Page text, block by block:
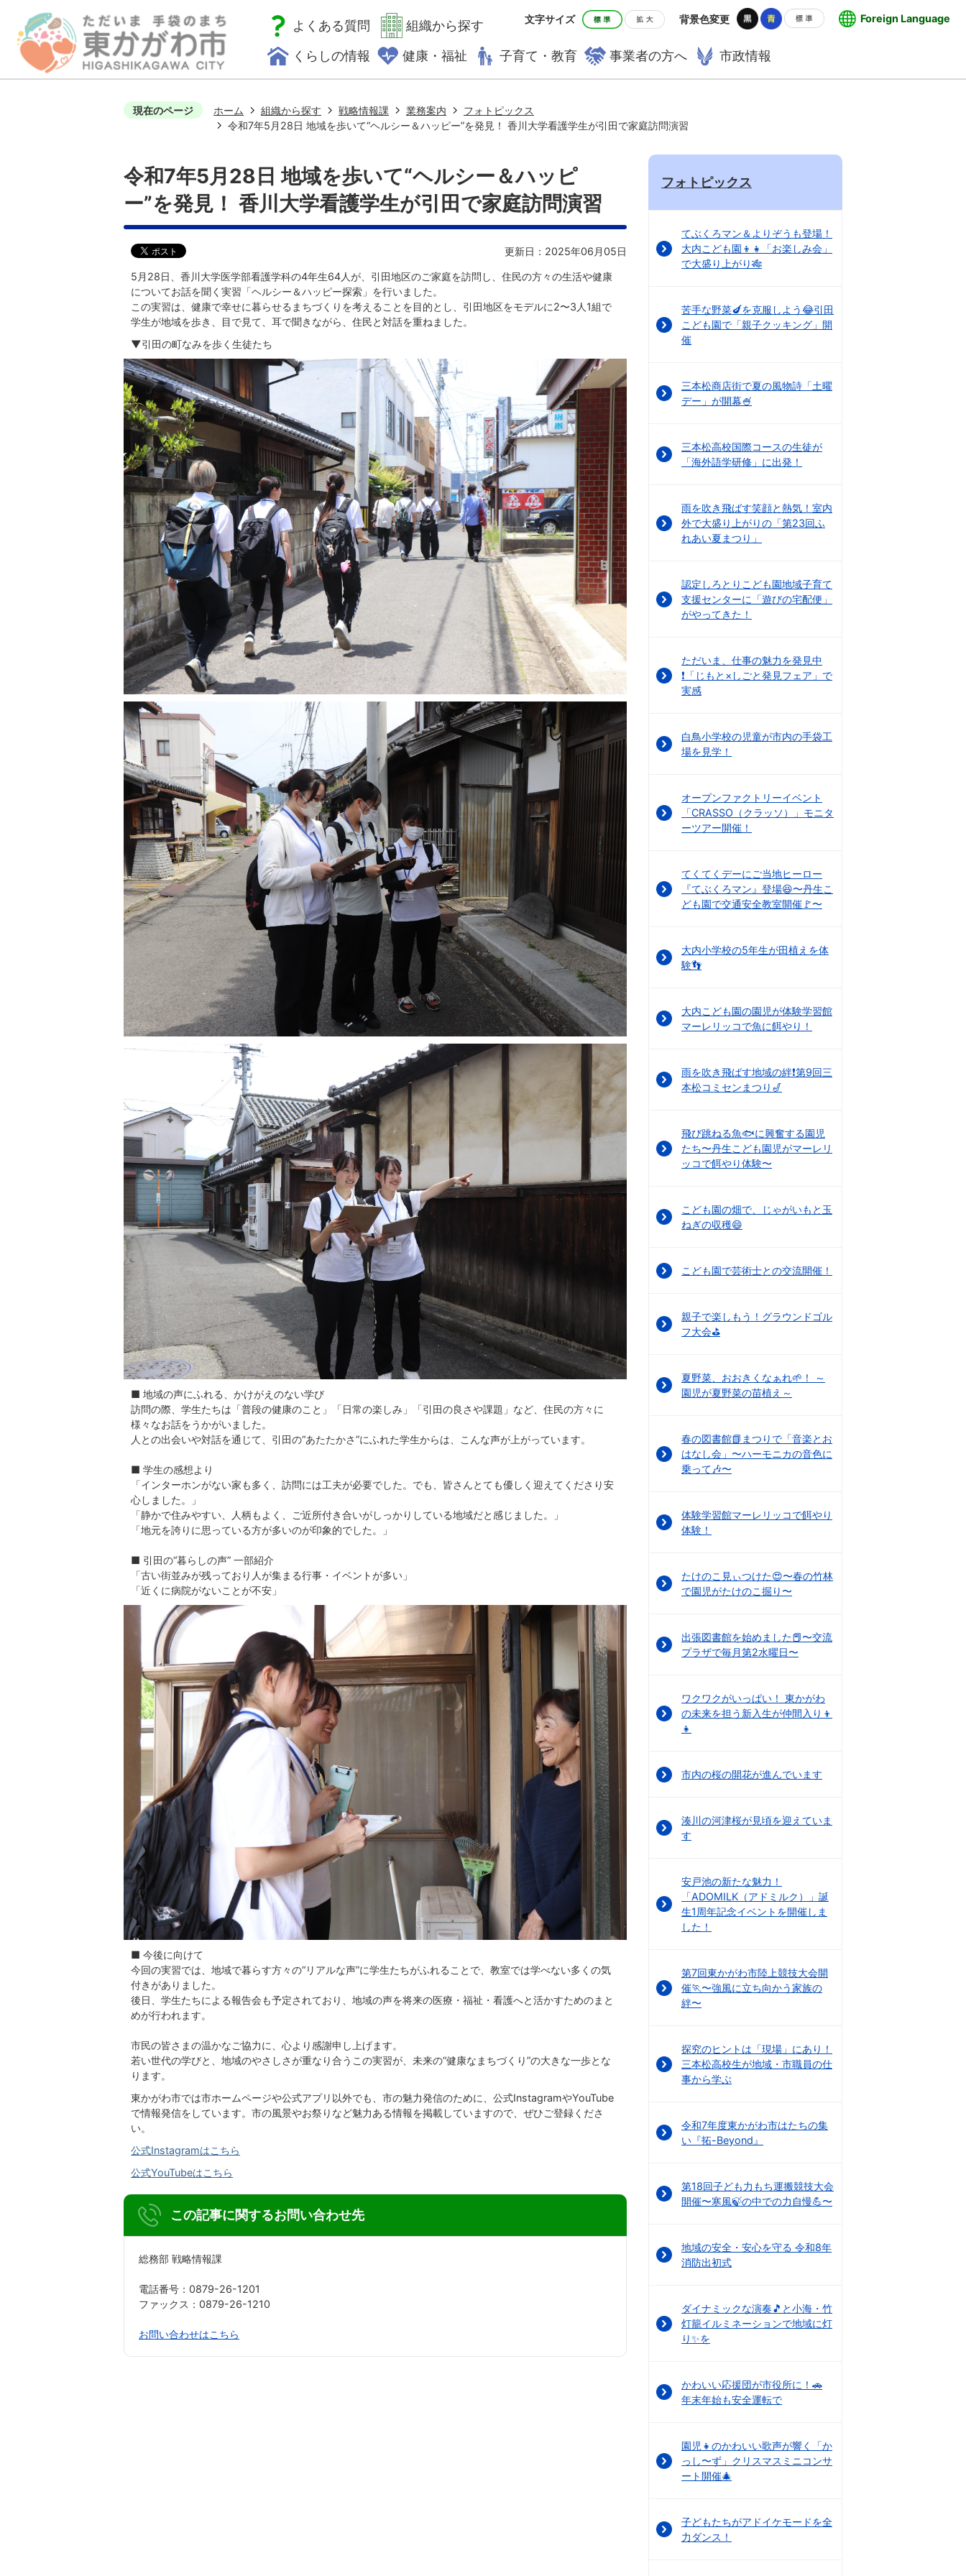
文字サイズ 背景色変更 Foreign Language
よくある質問
組織から探す
くらしの情報
健康・福祉 子育て・教育 事業者の方へ 市政情報
現在のページ ホーム 組織から探す 戦略情報課 業務案内
フォトピックス
令和7年5月28日 地域を歩いて“ヘルシー＆ハッピー”を発見！ 香川大学看護学生が引田で家庭訪問演習
令和7年5月28日 地域を歩いて“ヘルシー＆ハッピ
ー”を発見！ 香川大学看護学生が引田で家庭訪問演習
更新日：2025年06月05日
5月28日、香川大学医学部看護学科の4年生64人が、引田地区のご家庭を訪問し、住民の方々の生活や健康
についてお話を聞く実習「ヘルシー＆ハッピー探索」を行いました。
この実習は、健康で幸せに暮らせるまちづくりを考えることを目的とし、引田地区をモデルに2〜3人1組で
学生が地域を歩き、目で見て、耳で聞きながら、住民と対話を重ねました。
▼引田の町なみを歩く生徒たち
■ 地域の声にふれる、かけがえのない学び
訪問の際、学生たちは「普段の健康のこと」「日常の楽しみ」「引田の良さや課題」など、住民の方々に
様々なお話をうかがいました。
人との出会いや対話を通じて、引田の“あたたかさ”にふれた学生からは、こんな声が上がっています。
■ 学生の感想より
「インターホンがない家も多く、訪問には工夫が必要でした。でも、皆さんとても優しく迎えてくださり安
心しました。」
「静かで住みやすい、人柄もよく、ご近所付き合いがしっかりしている地域だと感じました。」
「地元を誇りに思っている方が多いのが印象的でした。」
■ 引田の“暮らしの声” 一部紹介
「古い街並みが残っており人が集まる行事・イベントが多い」
「近くに病院がないことが不安」
■ 今後に向けて
今回の実習では、地域で暮らす方々の“リアルな声”に学生たちがふれることで、教室では学べない多くの気
付きがありました。
後日、学生たちによる報告会も予定されており、地域の声を将来の医療・福祉・看護へと活かすためのまと
めが行われます。
市民の皆さまの温かなご協力に、心より感謝申し上げます。
若い世代の学びと、地域のやさしさが重なり合うこの実習が、未来の“健康なまちづくり”の大きな一歩とな
ります。
東かがわ市では市ホームページや公式アプリ以外でも、市の魅力発信のために、公式InstagramやYouTube
で情報発信をしています。市の風景やお祭りなど魅力ある情報を掲載していますので、ぜひご登録くださ
い。
公式Instagramはこちら
公式YouTubeはこちら
この記事に関するお問い合わせ先
総務部 戦略情報課
電話番号：0879-26-1201
ファックス：0879-26-1210
お問い合わせはこちら
フォトピックス
てぶくろマン＆よりぞうも登場！
大内こども園👦👧「お楽しみ会」
で大盛り上がり🎋
苦手な野菜🍆を克服しよう😂引田
こども園で「親子クッキング」開
催
三本松商店街で夏の風物詩「土曜
デー」が開幕🍧
三本松高校国際コースの生徒が
「海外語学研修」に出発！
雨を吹き飛ばす笑顔と熱気！室内
外で大盛り上がりの「第23回ふ
れあい夏まつり」
認定しろとりこども園地域子育て
支援センターに「遊びの宅配便」
がやってきた！
ただいま、仕事の魅力を発見中
❗「じもと×しごと発見フェア」で
実感
白鳥小学校の児童が市内の手袋工
場を見学！
オープンファクトリーイベント
「CRASSO（クラッソ）」モニタ
ーツアー開催！
てくてくデーにご当地ヒーロー
『てぶくろマン』登場😆〜丹生こ
ども園で交通安全教室開催🚩〜
大内小学校の5年生が田植えを体
験👣
大内こども園の園児が体験学習館
マーレリッコで魚に餌やり！
雨を吹き飛ばす地域の絆❗第9回三
本松コミセンまつり🎷
飛び跳ねる魚🐟に興奮する園児
たち〜丹生こども園児がマーレリ
ッコで餌やり体験〜
こども園の畑で、じゃがいもと玉
ねぎの収穫😄
こども園で芸術士との交流開催！
親子で楽しもう！グラウンドゴル
フ大会⛳
夏野菜、おおきくなぁれ🌱！ ～
園児が夏野菜の苗植え～
春の図書館📗まつりで「音楽とお
はなし会」〜ハーモニカの音色に
乗って🎶〜
体験学習館マーレリッコで餌やり
体験！
たけのこ見ぃつけた😍〜春の竹林
で園児がたけのこ掘り〜
出張図書館を始めました📕〜交流
プラザで毎月第2水曜日〜
ワクワクがいっぱい！ 東かがわ
の未来を担う新入生が仲間入り👦
👧
市内の桜の開花が進んでいます
湊川の河津桜が見頃を迎えていま
す
安戸池の新たな魅力！
「ADOMILK（アドミルク）」誕
生1周年記念イベントを開催しま
した！
第7回東かがわ市陸上競技大会開
催🏃〜強風に立ち向かう家族の
絆〜
探究のヒントは「現場」にあり！
三本松高校生が地域・市職員の仕
事から学ぶ
令和7年度東かがわ市はたちの集
い『拓-Beyond』
第18回子ども力もち運搬競技大会
開催〜寒風🍃の中での力自慢💪〜
地域の安全・安心を守る 令和8年
消防出初式
ダイナミックな演奏🎵と小海・竹
灯籠イルミネーションで地域に灯
り✨を
かわいい応援団が市役所に！🚗
年末年始も安全運転で
園児👧のかわいい歌声が響く「か
っし〜ず」クリスマスミニコンサ
ート開催🎄
子どもたちがアドイケモードを全
力ダンス！